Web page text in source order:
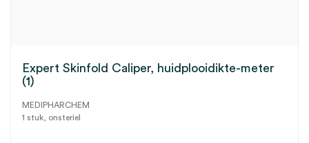
Expert Skinfold Caliper, huidplooidikte-meter
(1)
MEDIPHARCHEM
1 stuk, onsteriel